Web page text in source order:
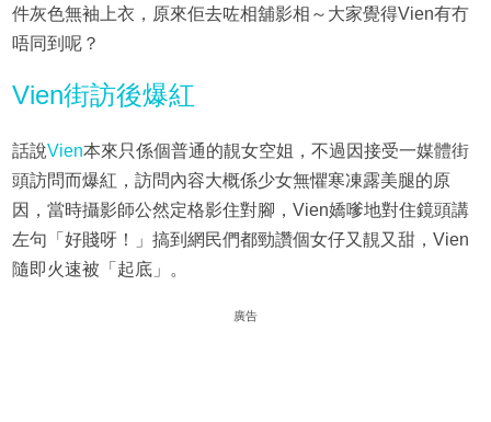
件灰色無袖上衣，原來佢去咗相舖影相～大家覺得Vien有冇
唔同到呢？
Vien街訪後爆紅
話說Vien本來只係個普通的靚女空姐，不過因接受一媒體街
頭訪問而爆紅，訪問內容大概係少女無懼寒凍露美腿的原
因，當時攝影師公然定格影住對腳，Vien嬌嗲地對住鏡頭講
左句「好賤呀！」搞到網民們都勁讚個女仔又靚又甜，Vien
隨即火速被「起底」。
廣告